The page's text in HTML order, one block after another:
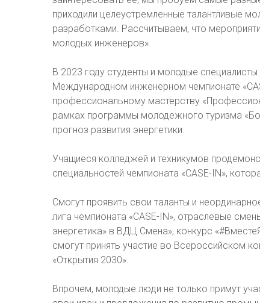
приходили целеустремленные талантливые
разработками. Рассчитываем, что
молодых инженеров».
В 2023 году студенты и молодые
Международном инженерном чемпионате
профессиональному мастерству
рамках программы молодежного туризма
прогноз развития энергетики.
Учащиеся колледжей и техникумов
специальностей чемпионата «CASE-IN»,
Смогут проявить свои таланты и
лига чемпионата «CASE-IN», отраслевые
энергетика» в ВДЦ Смена», конкурс
смогут принять участие во Всероссийском
«Открытия 2030».
Впрочем, молодые люди не только примут